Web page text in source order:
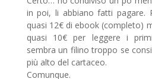
in poi, li abbiano fatti pagare.
quasi 12€ di ebook (completo)
quasi 10€ per leggere i
sembra un filino troppo se
più alto del cartaceo.
Comunque.